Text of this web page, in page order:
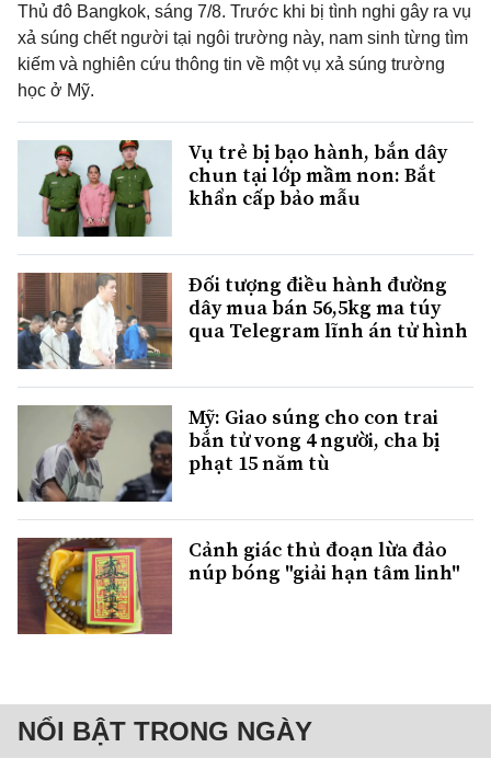
Thủ đô Bangkok, sáng 7/8. Trước khi bị tình nghi gây ra vụ
xả súng chết người tại ngôi trường này, nam sinh từng tìm
kiếm và nghiên cứu thông tin về một vụ xả súng trường
học ở Mỹ.
Vụ trẻ bị bạo hành, bắn dây
chun tại lớp mầm non: Bắt
khẩn cấp bảo mẫu
Đối tượng điều hành đường
dây mua bán 56,5kg ma túy
qua Telegram lĩnh án tử hình
Mỹ: Giao súng cho con trai
bắn tử vong 4 người, cha bị
phạt 15 năm tù
Cảnh giác thủ đoạn lừa đảo
núp bóng "giải hạn tâm linh"
NỔI BẬT TRONG NGÀY